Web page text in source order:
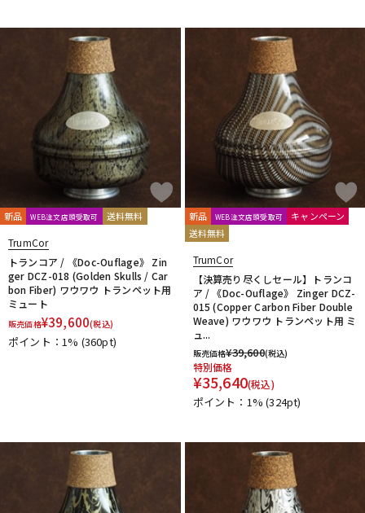
新品 WEB注文店頭受取可 送料無料
TrumCor
トランコア / 《Doc-Ouflage》 Zin
ger DCZ-018 (Golden Skulls / Car
bon Fiber) ワウワウ トランペット用
ミュート
販売価格¥39,600(税込)
ポイント：1% (360pt)
新品 WEB注文店頭受取可
キャンペーン
送料無料
TrumCor
【決算売り尽くしセール】トランコ
ア / 《Doc-Ouflage》 Zinger DCZ-
015 (Copper Carbon Fiber Double
Weave) ワウワウ トランペット用 ミ
ュ...
販売価格¥39,600(税込)
特別価格
¥35,640(税込)
ポイント：1%(324pt)